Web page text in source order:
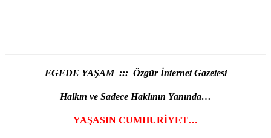
EGEDE YAŞAM ::: Özgür İnternet Gazetesi
Halkın ve Sadece Haklının Yanında…
YAŞASIN CUMHURİYET…